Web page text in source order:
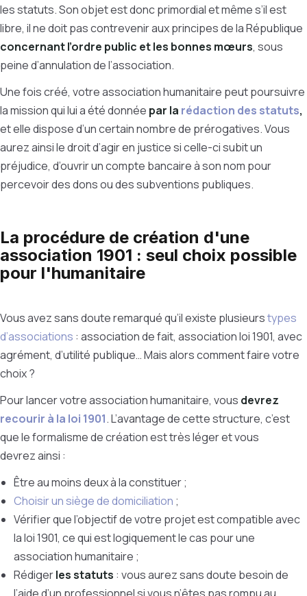
les statuts. Son objet est donc primordial et même s’il est
libre, il ne doit pas contrevenir aux principes de la République
concernant l’ordre public et les bonnes mœurs, sous
peine d’annulation de l’association.
Une fois créé, votre association humanitaire peut poursuivre
la mission qui lui a été donnée par la rédaction des statuts,
et elle dispose d’un certain nombre de prérogatives. Vous
aurez ainsi le droit d’agir en justice si celle-ci subit un
préjudice, d’ouvrir un compte bancaire à son nom pour
percevoir des dons ou des subventions publiques.
La procédure de création d'une
association 1901 : seul choix possible
pour l'humanitaire
Vous avez sans doute remarqué qu’il existe plusieurstypes
d’associations : association de fait, association loi 1901, avec
agrément, d’utilité publique… Mais alors comment faire votre
choix ?
Pour lancer votre association humanitaire, vous devrez
recourir à la loi 1901. L’avantage de cette structure, c’est
que le formalisme de création est très léger et vous
devrez ainsi :
Être au moins deux à la constituer ;
Choisir un siège de domiciliation ;
Vérifier que l’objectif de votre projet est compatible avec
la loi 1901, ce qui est logiquement le cas pour une
association humanitaire ;
Rédigerles statuts : vous aurez sans doute besoin de